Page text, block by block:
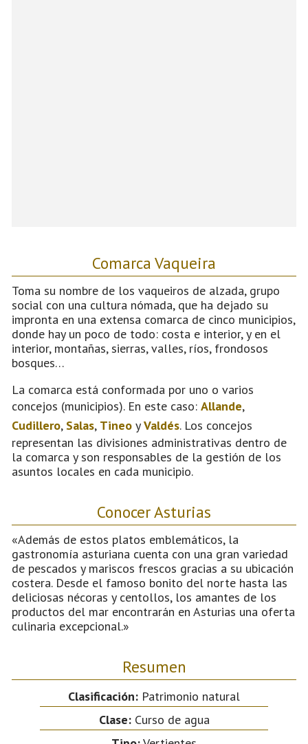
Comarca Vaqueira
Toma su nombre de los vaqueiros de alzada, grupo
social con una cultura nómada, que ha dejado su
impronta en una extensa comarca de cinco municipios,
donde hay un poco de todo: costa e interior, y en el
interior, montañas, sierras, valles, ríos, frondosos
bosques…
La comarca está conformada por uno o varios
concejos (municipios). En este caso: Allande,
Cudillero, Salas, Tineo yValdés. Los concejos
representan las divisiones administrativas dentro de
la comarca y son responsables de la gestión de los
asuntos locales en cada municipio.
Conocer Asturias
«Además de estos platos emblemáticos, la
gastronomía asturiana cuenta con una gran variedad
de pescados y mariscos frescos gracias a su ubicación
costera. Desde el famoso bonito del norte hasta las
deliciosas nécoras y centollos, los amantes de los
productos del mar encontrarán en Asturias una oferta
culinaria excepcional.»
Resumen
Clasificación: Patrimonio natural
Clase:Curso de agua